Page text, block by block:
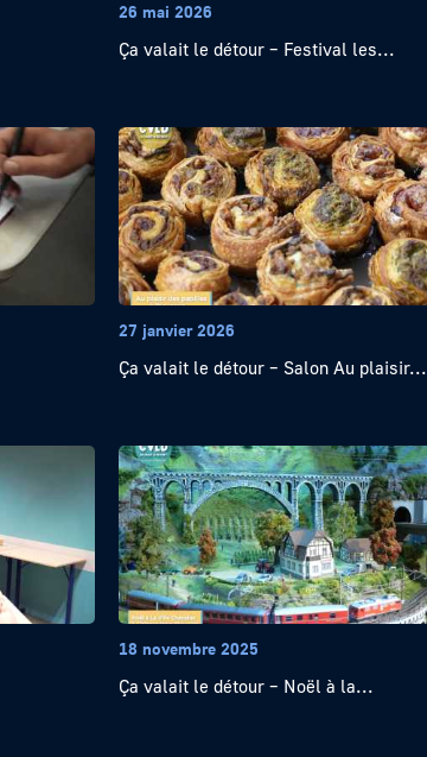
26 mai 2026
Ça valait le détour – Festival les...
27 janvier 2026
Ça valait le détour – Salon Au plaisir...
18 novembre 2025
Ça valait le détour – Noël à la...